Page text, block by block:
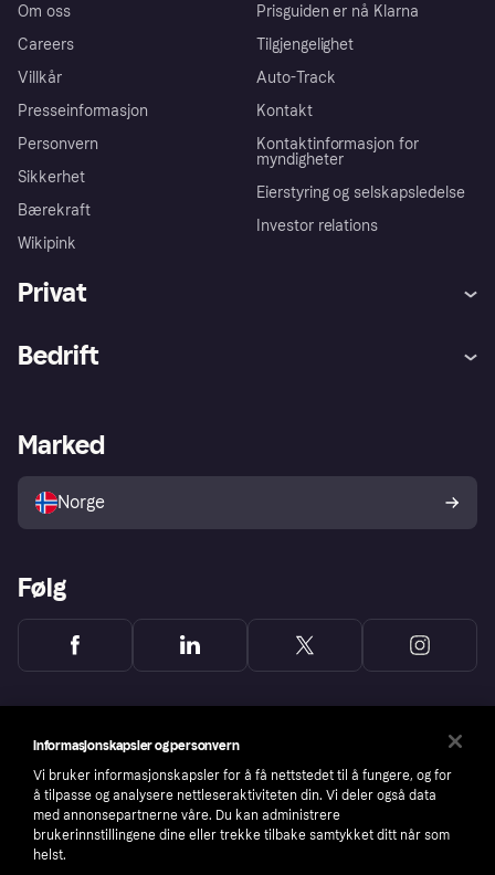
Om oss
Careers
Villkår
Presseinformasjon
Personvern
Sikkerhet
Bærekraft
Wikipink
Prisguiden er nå Klarna
Tilgjengelighet
Auto-Track
Kontakt
Kontaktinformasjon for
myndigheter
Eierstyring og selskapsledelse
Investor relations
Privat
Utforsk butikker
Bedrift
Merchant portal
Marked
Norge
Følg
Informasjonskapsler og personvern
Vi bruker informasjonskapsler for å få nettstedet til å fungere, og for
å tilpasse og analysere nettleseraktiviteten din. Vi deler også data
med annonsepartnerne våre. Du kan administrere
brukerinnstillingene dine eller trekke tilbake samtykket ditt når som
helst.